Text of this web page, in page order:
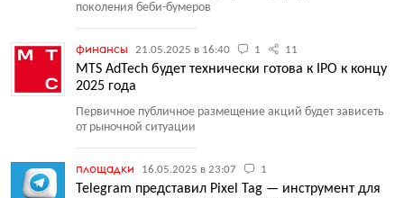
поколения беби-бумеров
финансы 21.05.2025 в 16:40 1 11
MTS AdTech будет технически готова к IPO к концу
2025 года
Первичное публичное размещение акций будет зависеть
от рыночной ситуации
площадки 16.05.2025 в 23:07 1
Telegram представил Pixel Tag — инструмент для